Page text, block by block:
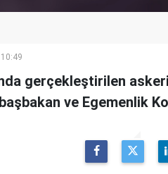
gerçekleştirilen
ve Egemenlik